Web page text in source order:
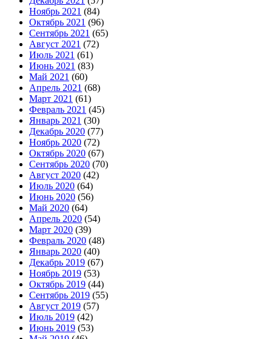
Ноябрь 2021 (84)
Октябрь 2021 (96)
Сентябрь 2021 (65)
Август 2021 (72)
Июль 2021 (61)
Июнь 2021 (83)
Май 2021 (60)
Апрель 2021 (68)
Март 2021 (61)
Февраль 2021 (45)
Январь 2021 (30)
Декабрь 2020 (77)
Ноябрь 2020 (72)
Октябрь 2020 (67)
Сентябрь 2020 (70)
Август 2020 (42)
Июль 2020 (64)
Июнь 2020 (56)
Май 2020 (64)
Апрель 2020 (54)
Март 2020 (39)
Февраль 2020 (48)
Январь 2020 (40)
Декабрь 2019 (67)
Ноябрь 2019 (53)
Октябрь 2019 (44)
Сентябрь 2019 (55)
Август 2019 (57)
Июль 2019 (42)
Июнь 2019 (53)